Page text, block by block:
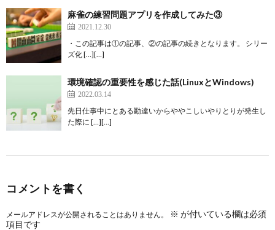
麻雀の練習問題アプリを作成してみた③
2021.12.30
・この記事は①の記事、②の記事の続きとなります。 シリー
ズ化 […][…]
環境確認の重要性を感じた話(LinuxとWindows)
2022.03.14
先日仕事中にとある勘違いからややこしいやりとりが発生し
た際に […][…]
コメントを書く
メールアドレスが公開されることはありません。 ※ が付いている欄は必須
項目です